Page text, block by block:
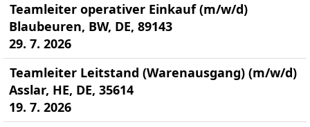
Teamleiter operativer Einkauf (m/w/d)
Blaubeuren, BW, DE, 89143
29. 7. 2026
Teamleiter Leitstand (Warenausgang) (m/w/d)
Asslar, HE, DE, 35614
19. 7. 2026